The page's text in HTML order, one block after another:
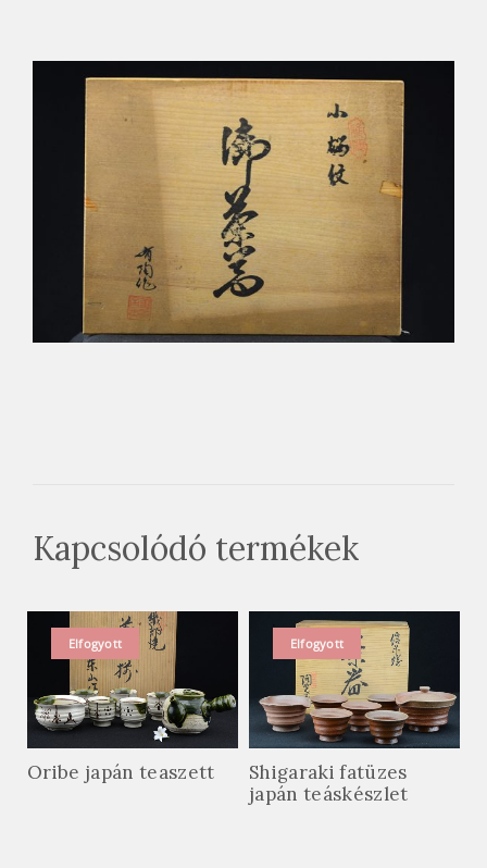
Kapcsolódó termékek
Elfogyott
Oribe japán teaszett
Elfogyott
Shigaraki fatüzes
japán teáskészlet